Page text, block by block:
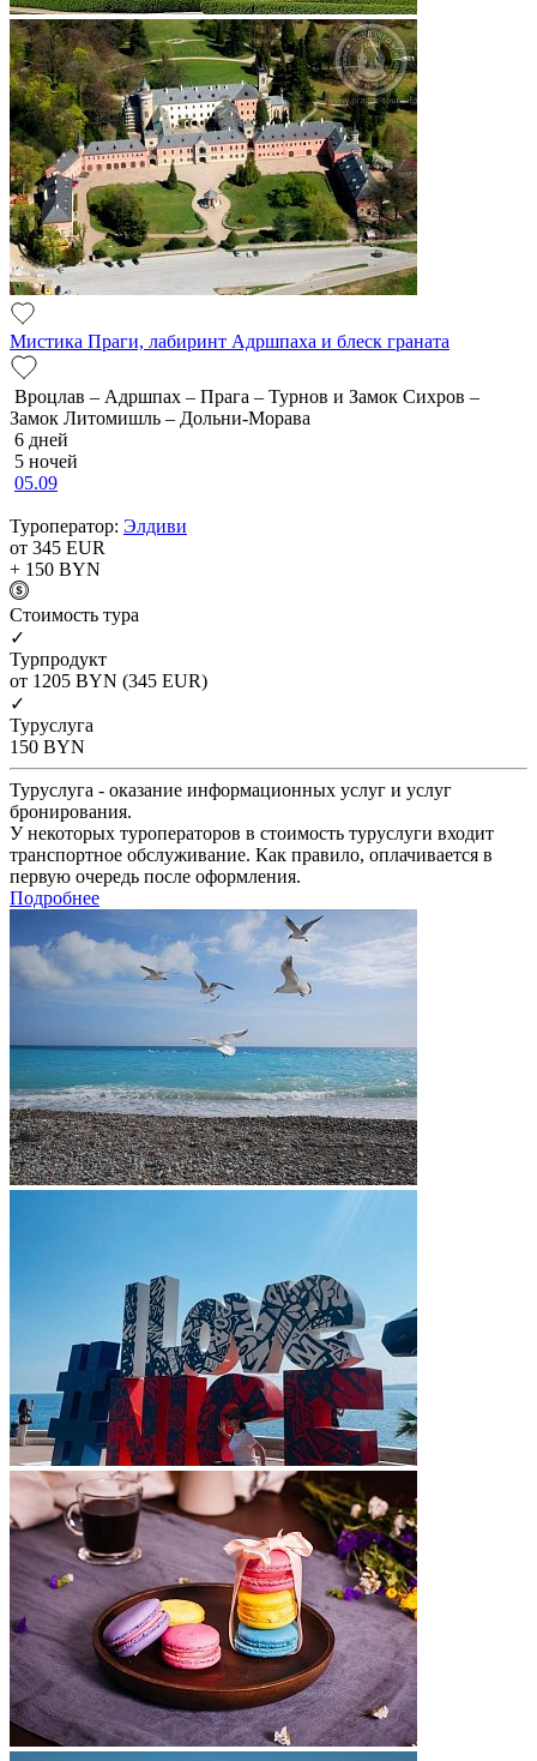
Мистика Праги, лабиринт Адршпаха и блеск граната
Вроцлав – Адршпах – Прага – Турнов и Замок Сихров –
Замок Литомишль – Дольни-Морава
6 дней
5 ночей
05.09
Туроператор: Элдиви
от 345 EUR
+ 150 BYN
Cтоимость тура
✓
Турпродукт
от 1205 BYN (345 EUR)
✓
Туруслуга
150 BYN
Туруслуга - оказание информационных услуг и услуг
бронирования.
У некоторых туроператоров в стоимость туруслуги входит
транспортное обслуживание. Как правило, оплачивается в
первую очередь после оформления.
Подробнее